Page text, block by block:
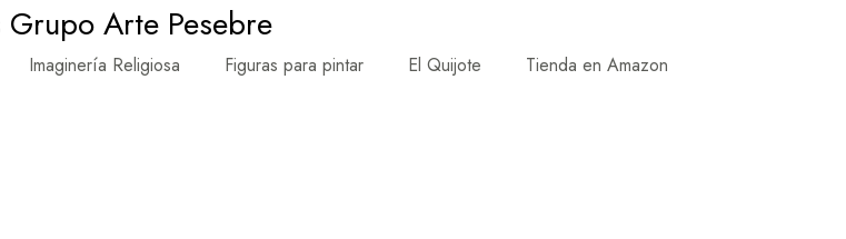
Arte Pesebre
Imaginería Religiosa Figuras para pintar El Quijote Tienda en Amazon